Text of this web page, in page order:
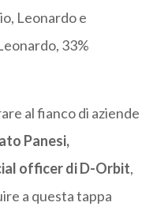
Leonardo e
33%
al fianco di aziende
Panesi,
officer di D-Orbit,
a questa tappa